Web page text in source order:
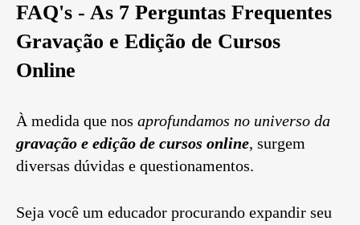
FAQ's - As 7 Perguntas Frequentes
Gravação e Edição de Cursos
Online
À medida que nos aprofundamos no universo da
gravação e edição de cursos online, surgem
diversas dúvidas e questionamentos.
Seja você um educador procurando expandir seu